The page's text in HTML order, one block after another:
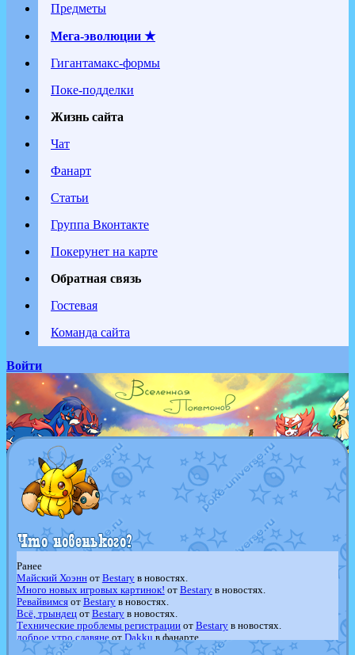
Предметы
Мега-эволюции ★
Гигантамакс-формы
Поке-подделки
Жизнь сайта
Чат
Фанарт
Статьи
Группа Вконтакте
Покерунет на карте
Обратная связь
Гостевая
Команда сайта
Войти
Ранее
Майский Хоэннот Bestaryв новостях.
Много новых игровых картинок! от Bestaryв новостях.
Ревайвимсяот Bestaryв новостях.
Всё, трындецот Bestaryв новостях.
Технические проблемы регистрацииот Bestaryв новостях.
доброе утро славянеот Dakku в фанарте.
Йолда и Мимикью отMavisNyanCatв фанарте.